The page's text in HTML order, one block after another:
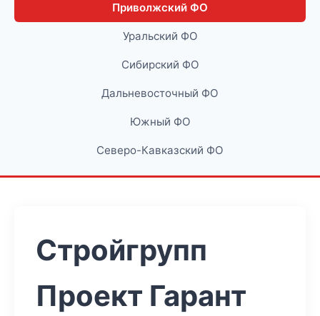
Приволжский ФО
Уральский ФО
Сибирский ФО
Дальневосточный ФО
Южный ФО
Северо-Кавказский ФО
Стройгрупп
Проект Гарант